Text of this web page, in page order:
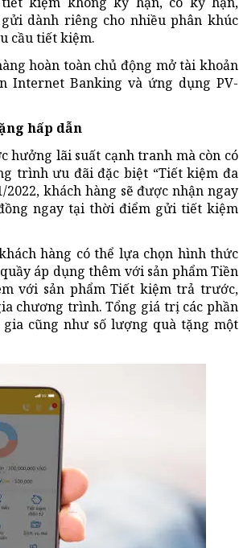
dành riêng cho nhiều phân khúc
cầu tiết kiệm.
hoàn toàn chủ động mở tài khoản
Internet Banking và ứng dụng PV-
hấp dẫn
hưởng lãi suất cạnh tranh mà còn có
trình ưu đãi đặc biệt “Tiết kiệm đa
khách hàng sẽ được nhận ngay
ngay tại thời điểm gửi tiết kiệm
hàng có thể lựa chọn hình thức
áp dụng thêm với sản phẩm Tiền
với sản phẩm Tiết kiệm trả trước,
chương trình. Tổng giá trị các phần
cũng như số lượng quà tặng một